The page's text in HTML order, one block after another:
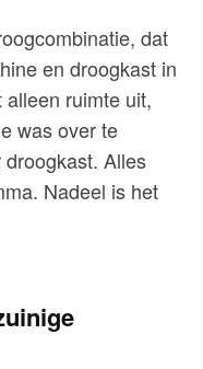
dat
en droogkast in
ruimte uit,
was over te
Alles
Nadeel is het